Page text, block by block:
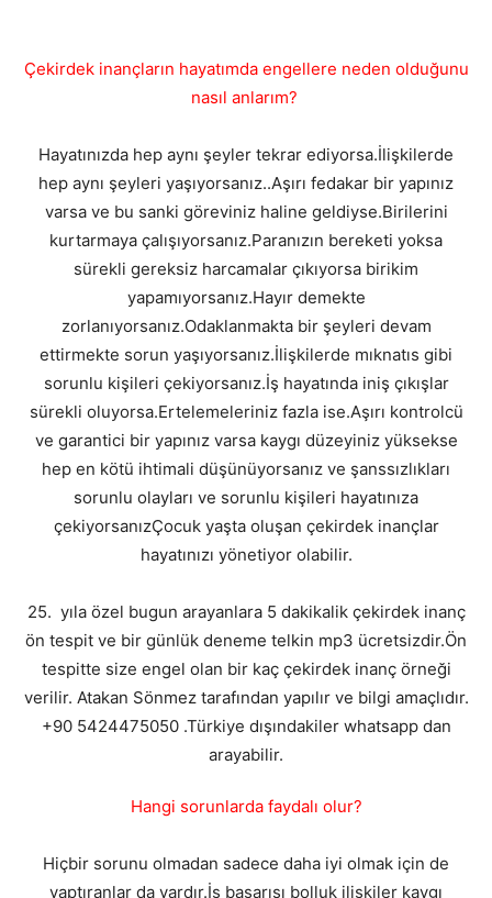
Çekirdek inançların hayatımda engellere neden olduğunu
nasıl anlarım?
Hayatınızda hep aynı şeyler tekrar ediyorsa.İlişkilerde
hep aynı şeyleri yaşıyorsanız..Aşırı fedakar bir yapınız
varsa ve bu sanki göreviniz haline geldiyse.Birilerini
kurtarmaya çalışıyorsanız.Paranızın bereketi yoksa
sürekli gereksiz harcamalar çıkıyorsa birikim
yapamıyorsanız.Hayır demekte
zorlanıyorsanız.Odaklanmakta bir şeyleri devam
ettirmekte sorun yaşıyorsanız.İlişkilerde mıknatıs gibi
sorunlu kişileri çekiyorsanız.İş hayatında iniş çıkışlar
sürekli oluyorsa.Ertelemeleriniz fazla ise.Aşırı kontrolcü
ve garantici bir yapınız varsa kaygı düzeyiniz yüksekse
hep en kötü ihtimali düşünüyorsanız ve şanssızlıkları
sorunlu olayları ve sorunlu kişileri hayatınıza
çekiyorsanızÇocuk yaşta oluşan çekirdek inançlar
hayatınızı yönetiyor olabilir.
25. yıla özel bugun arayanlara 5 dakikalik çekirdek inanç
ön tespit ve bir günlük deneme telkin mp3 ücretsizdir.Ön
tespitte size engel olan bir kaç çekirdek inanç örneği
verilir. Atakan Sönmez tarafından yapılır ve bilgi amaçlıdır.
+90 5424475050 .Türkiye dışındakiler whatsapp dan
arayabilir.
Hangi sorunlarda faydalı olur?
Hiçbir sorunu olmadan sadece daha iyi olmak için de
yaptıranlar da vardır.İş başarısı bolluk ilişkiler kaygı